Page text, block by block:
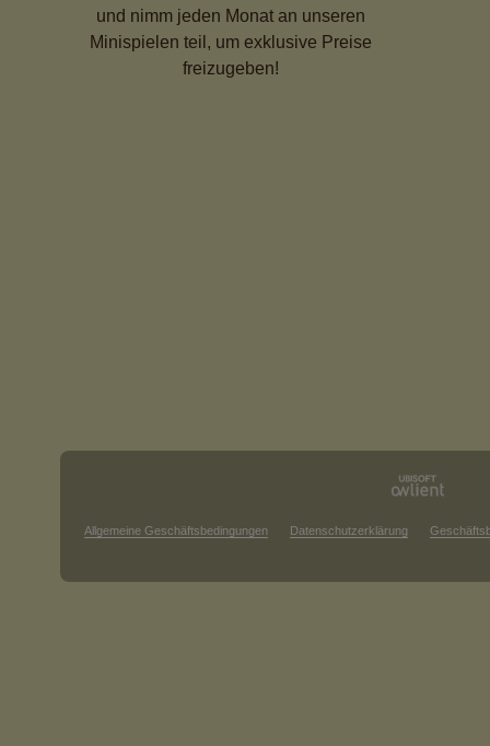
und nimm jeden Monat an unseren
Minispielen teil, um exklusive Preise
freizugeben!
Allgemeine Geschäftsbedingungen Datenschutzerklärung